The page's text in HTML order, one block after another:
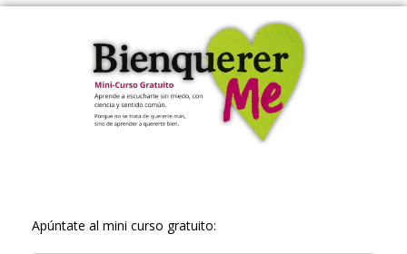
Apúntate al mini curso gratuito: